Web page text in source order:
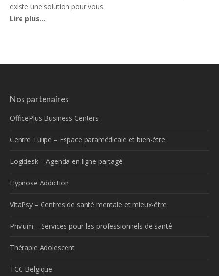
existe une solution pour vous.
Lire plus…
Nos partenaires
OfficePlus Business Centers
Centre Tulipe – Espace paramédicale et bien-être
Logidesk – Agenda en ligne partagé
Hypnose Addiction
VitaPsy – Centres de santé mentale et mieux-être
Privium – Services pour les professionnels de santé
Thérapie Adolescent
TCC Belgique